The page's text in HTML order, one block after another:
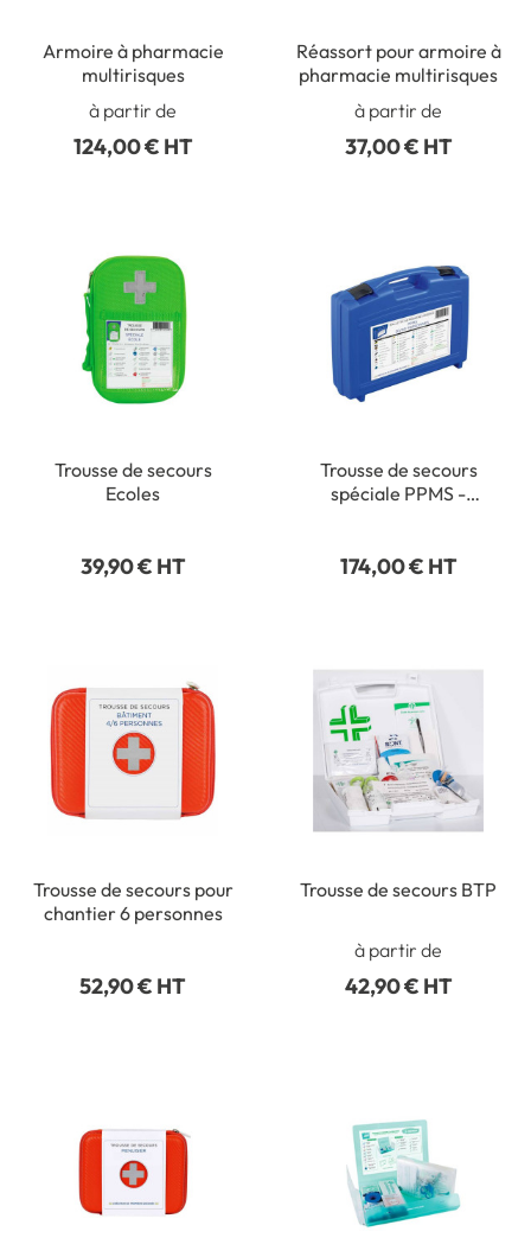
Armoire à pharmacie
multirisques
à partir de
124,00 € HT
Réassort pour armoire à
pharmacie multirisques
à partir de
37,00 € HT
Trousse de secours
Ecoles
39,90 € HT
Trousse de secours
spéciale PPMS -
174,00 € HT
Trousse de secours pour
chantier 6 personnes
52,90 € HT
Trousse de secours BTP
à partir de
42,90 € HT